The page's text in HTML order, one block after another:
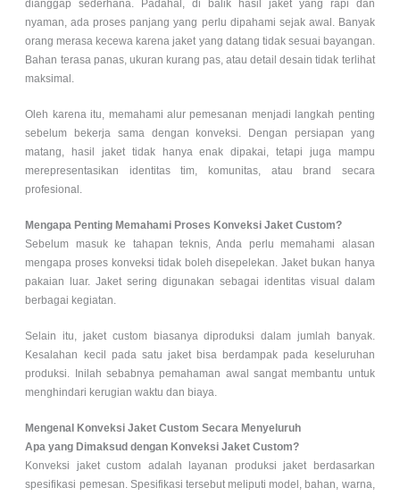
dianggap sederhana. Padahal, di balik hasil jaket yang rapi dan
nyaman, ada proses panjang yang perlu dipahami sejak awal. Banyak
orang merasa kecewa karena jaket yang datang tidak sesuai bayangan.
Bahan terasa panas, ukuran kurang pas, atau detail desain tidak terlihat
maksimal.
Oleh karena itu, memahami alur pemesanan menjadi langkah penting
sebelum bekerja sama dengan konveksi. Dengan persiapan yang
matang, hasil jaket tidak hanya enak dipakai, tetapi juga mampu
merepresentasikan identitas tim, komunitas, atau brand secara
profesional.
Mengapa Penting Memahami Proses Konveksi Jaket Custom?
Sebelum masuk ke tahapan teknis, Anda perlu memahami alasan
mengapa proses konveksi tidak boleh disepelekan. Jaket bukan hanya
pakaian luar. Jaket sering digunakan sebagai identitas visual dalam
berbagai kegiatan.
Selain itu, jaket custom biasanya diproduksi dalam jumlah banyak.
Kesalahan kecil pada satu jaket bisa berdampak pada keseluruhan
produksi. Inilah sebabnya pemahaman awal sangat membantu untuk
menghindari kerugian waktu dan biaya.
Mengenal Konveksi Jaket Custom Secara Menyeluruh
Apa yang Dimaksud dengan Konveksi Jaket Custom?
Konveksi jaket custom adalah layanan produksi jaket berdasarkan
spesifikasi pemesan. Spesifikasi tersebut meliputi model, bahan, warna,